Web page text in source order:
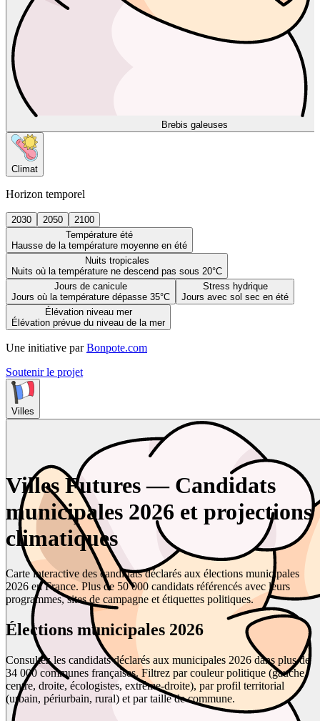
Brebis galeuses
Climat
Horizon temporel
2030 2050
2100
Température été
Hausse de la température moyenne en été
Nuits tropicales
Nuits où la température ne descend pas sous 20°C
Jours de canicule
Jours où la température dépasse 35°C
Stress hydrique
Jours avec sol sec en été
Élévation niveau mer
Élévation prévue du niveau de la mer
Une initiative par Bonpote.com
Soutenir le projet
Villes
Villes Futures — Candidats
municipales 2026 et projections
climatiques
Carte interactive des candidats déclarés aux élections municipales
2026 en France. Plus de 50 000 candidats référencés avec leurs
programmes, sites de campagne et étiquettes politiques.
Élections municipales 2026
Consultez les candidats déclarés aux municipales 2026 dans plus de
34 000 communes françaises. Filtrez par couleur politique (gauche,
centre, droite, écologistes, extrême-droite), par profil territorial
(urbain, périurbain, rural) et par taille de commune.